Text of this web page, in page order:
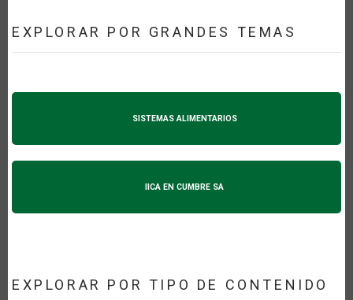
EXPLORAR POR GRANDES TEMAS
SISTEMAS ALIMENTARIOS
IICA EN CUMBRE SA
EXPLORAR POR TIPO DE CONTENIDO